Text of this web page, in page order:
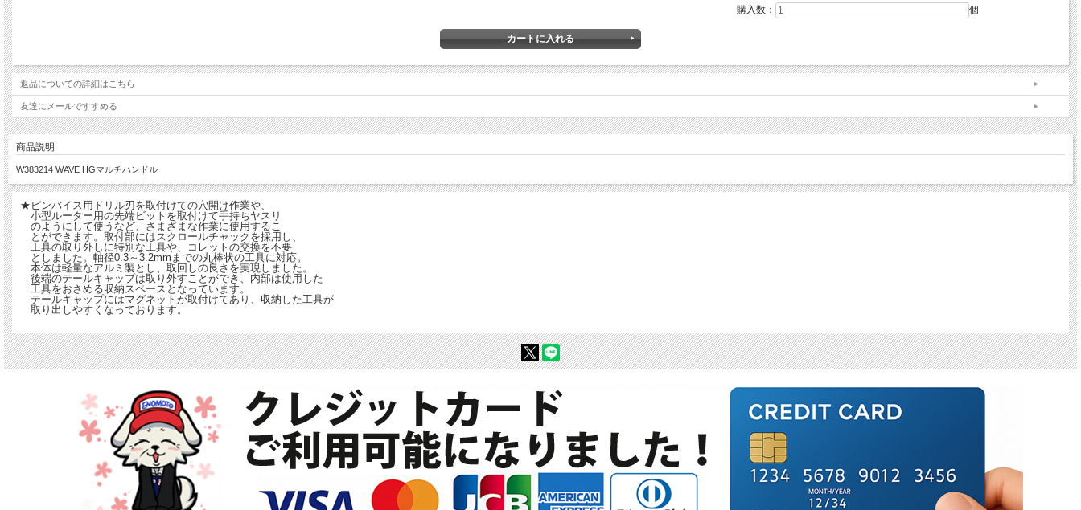
購入数： 個
返品についての詳細はこちら
友達にメールですすめる
商品説明
W383214 WAVE HGマルチハンドル
★ピンバイス用ドリル刃を取付けての穴開け作業や、
小型ルーター用の先端ビットを取付けて手持ちヤスリ
のようにして使うなど、さまざまな作業に使用するこ
とができます。取付部にはスクロールチャックを採用し、
工具の取り外しに特別な工具や、コレットの交換を不要
としました。軸径0.3～3.2mmまでの丸棒状の工具に対応。
本体は軽量なアルミ製とし、取回しの良さを実現しました。
後端のテールキャップは取り外すことができ、内部は使用した
工具をおさめる収納スペースとなっています。
テールキャップにはマグネットが取付けてあり、収納した工具が
取り出しやすくなっております。